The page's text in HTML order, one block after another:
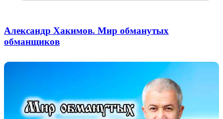
Александр Хакимов. Мир обманутых
обманщиков